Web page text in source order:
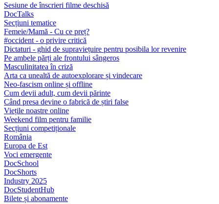
Sesiune de înscrieri filme deschisă
DocTalks
Secțiuni tematice
Femeie/Mamă - Cu ce preț?
#occident - o privire critică
Dictaturi - ghid de supraviețuire pentru posibila lor revenire
Pe ambele părți ale frontului sângeros
Masculinitatea în criză
Arta ca unealtă de autoexplorare și vindecare
Neo-fascism online și offline
Cum devii adult, cum devii părinte
Când presa devine o fabrică de știri false
Viețile noastre online
Weekend film pentru familie
Secțiuni competiționale
România
Europa de Est
Voci emergente
DocSchool
DocShorts
Industry 2025
DocStudentHub
Bilete și abonamente